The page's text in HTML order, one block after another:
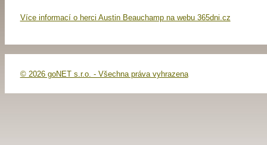
Více informací o herci Austin Beauchamp na webu 365dni.cz
© 2026 goNET s.r.o. - Všechna práva vyhrazena